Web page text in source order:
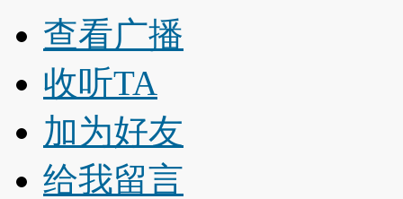
查看广播
收听TA
加为好友
给我留言